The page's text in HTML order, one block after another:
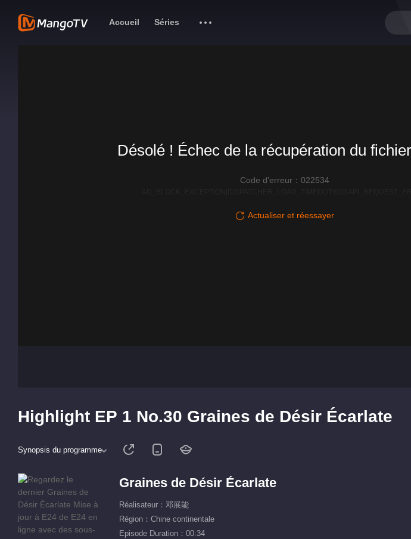
Accueil Séries
Désolé ! Échec de la récupération du
Code d'erreur：022534
Actualiser et réessayer
Highlight EP 1 No.30 Graines de Désir Écarlate
Synopsis du programme
Graines de Désir Écarlate
Réalisateur：邓展能
Région：Chine continentale
Episode Duration：00:34